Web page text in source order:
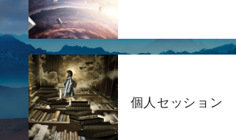
個人セッション